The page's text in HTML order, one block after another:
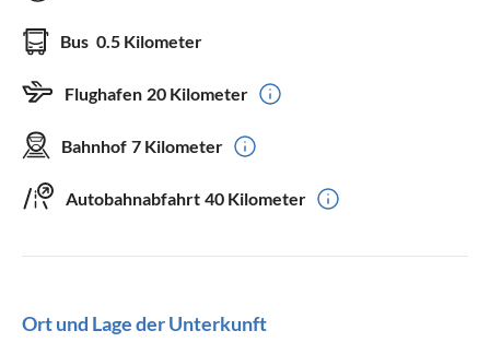
Bus 0.5 Kilometer
Flughafen 20 Kilometer
Bahnhof 7 Kilometer
Autobahnabfahrt 40 Kilometer
Ort und Lage der Unterkunft